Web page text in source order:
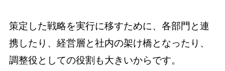
策定した戦略を実行に移すために、各部門と連
携したり、経営層と社内の架け橋となったり、
調整役としての役割も大きいからです。